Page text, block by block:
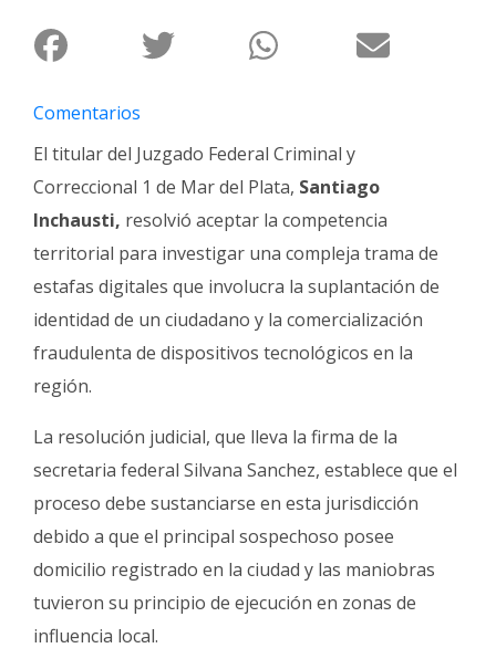
Comentarios
El titular del Juzgado Federal Criminal y
Correccional 1 de Mar del Plata, Santiago
Inchausti, resolvió aceptar la competencia
territorial para investigar una compleja trama de
estafas digitales que involucra la suplantación de
identidad de un ciudadano y la comercialización
fraudulenta de dispositivos tecnológicos en la
región.
La resolución judicial, que lleva la firma de la
secretaria federal Silvana Sanchez, establece que el
proceso debe sustanciarse en esta jurisdicción
debido a que el principal sospechoso posee
domicilio registrado en la ciudad y las maniobras
tuvieron su principio de ejecución en zonas de
influencia local.